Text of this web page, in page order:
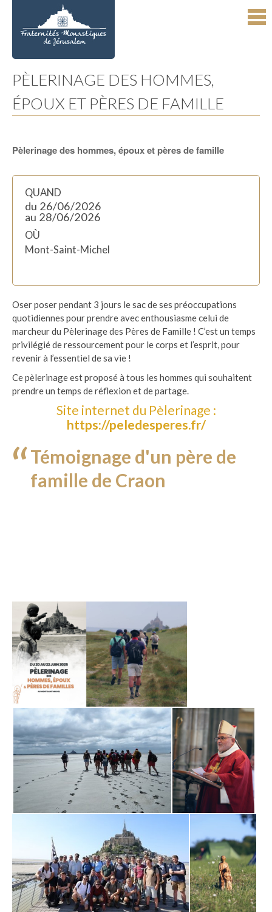
PÈLERINAGE DES HOMMES,
ÉPOUX ET PÈRES DE FAMILLE
Pèlerinage des hommes, époux et pères de famille
QUAND
du 26/06/2026
au 28/06/2026
OÙ
Mont-Saint-Michel
Oser poser pendant 3 jours le sac de ses préoccupations
quotidiennes pour prendre avec enthousiasme celui de
marcheur du Pèlerinage des Pères de Famille ! C’est un temps
privilégié de ressourcement pour le corps et l’esprit, pour
revenir à l’essentiel de sa vie !
Ce pèlerinage est proposé à tous les hommes qui souhaitent
prendre un temps de réflexion et de partage.
Site internet du Pèlerinage :
https://peledesperes.fr/
Témoignage d'un père de
famille de Craon